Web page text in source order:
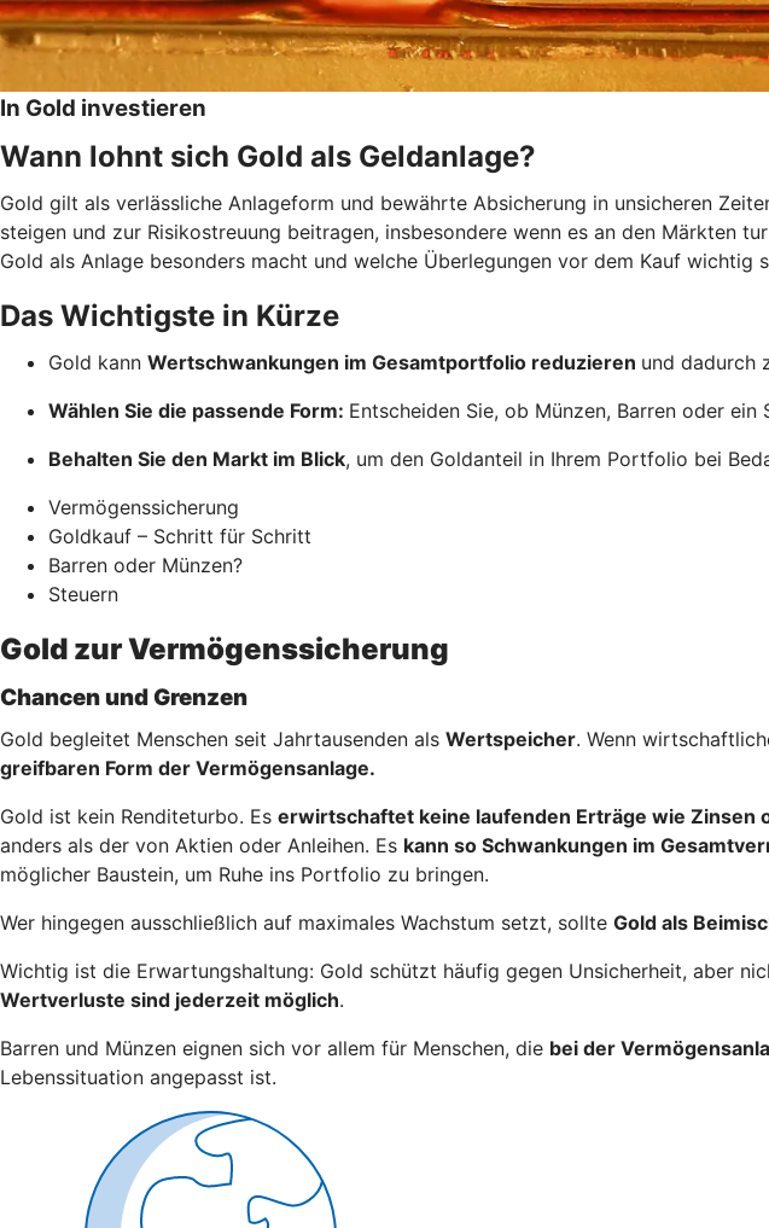
In Gold investieren
Wann lohnt sich Gold als Geldanlage?
Gold gilt als verlässliche Anlageform und bewährte Absicherung in unsicheren
steigen und zur Risikostreuung beitragen, insbesondere wenn es an den Märkten
Gold als Anlage besonders macht und welche Überlegungen vor dem Kauf wichtig
Das Wichtigste in Kürze
Gold kann Wertschwankungen im Gesamtportfolio reduzieren und dadurch
Wählen Sie die passende Form: Entscheiden Sie, ob Münzen, Barren oder
Behalten Sie den Markt im Blick, um den Goldanteil in Ihrem Portfolio bei
Vermögenssicherung
Goldkauf – Schritt für Schritt
Barren oder Münzen?
Steuern
Gold zur Vermögenssicherung
Chancen und Grenzen
Gold begleitet Menschen seit Jahrtausenden als Wertspeicher. Wenn
greifbaren Form der Vermögensanlage.
Gold ist kein Renditeturbo. Es erwirtschaftet keine laufenden Erträge wie Zinsen
anders als der von Aktien oder Anleihen. Es kann so Schwankungen im
möglicher Baustein, um Ruhe ins Portfolio zu bringen.
Wer hingegen ausschließlich auf maximales Wachstum setzt, sollte Gold als
Wichtig ist die Erwartungshaltung: Gold schützt häufig gegen Unsicherheit, aber
Wertverluste sind jederzeit möglich.
Barren und Münzen eignen sich vor allem für Menschen, die bei der
Lebenssituation angepasst ist.